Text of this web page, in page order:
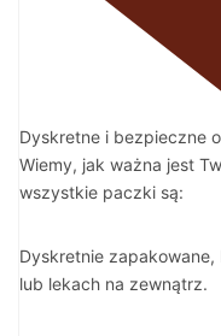
Dyskretne i bezpieczne
Wiemy, jak ważna jest
wszystkie paczki są:
Dyskretnie
lub lekach na zewnątrz.